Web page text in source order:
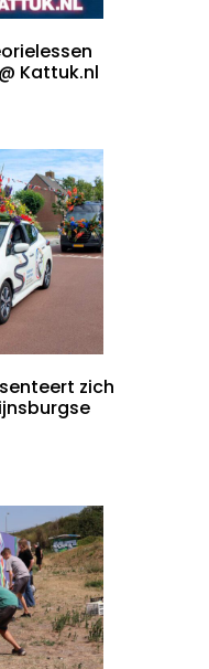
Kattuk.nl
zich